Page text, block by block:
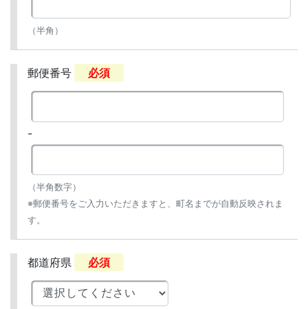
（半角）
郵便番号 必須
-
（半角数字）
※郵便番号をご入力いただきますと、町名までが自動反映されま
す。
都道府県 必須